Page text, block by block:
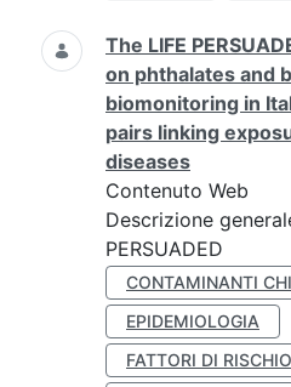
The LIFE
on phthalates and
biomonitoring in
pairs linking
diseases
Contenuto Web
Descrizione
PERSUADED
CONTAMINANTI
EPIDEMIOLOGIA
FATTORI DI RISCHIO